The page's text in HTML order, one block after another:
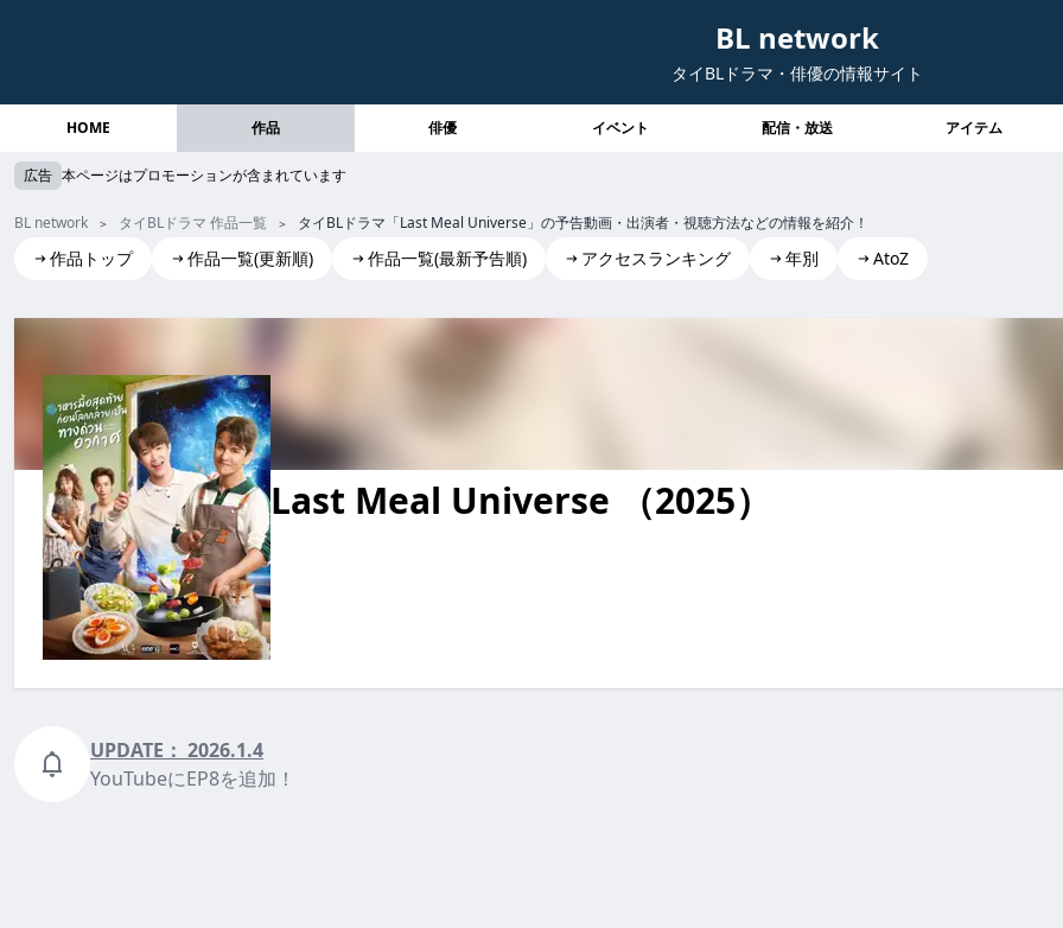
BL network
タイBLドラマ・俳優の情報サイト
HOME 作品 俳優 イベント 配信・放送 アイテム
広告 本ページはプロモーションが含まれています
BL network タイBLドラマ 作品一覧 タイBLドラマ「Last Meal Universe」の予告動画・出演者・視聴方法などの情報を紹介！
作品トップ 作品一覧(更新順) 作品一覧(最新予告順) アクセスランキング 年別 AtoZ
Last Meal Universe last meal universe LastMealUniverse Last Meal Universe
Last Meal Universe （2025）
last meal universe LastMealUniverse lastmealuniverse
UPDATE： 2026.1.4
YouTubeにEP8を追加！